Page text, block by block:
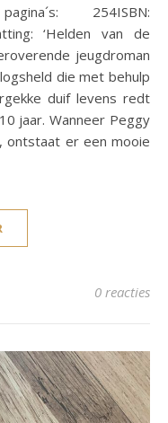
254ISBN:
‘Helden van de
jeugdroman
die met behulp
duif levens redt
jaar. Wanneer Peggy
ontstaat er een mooie
0 reacties